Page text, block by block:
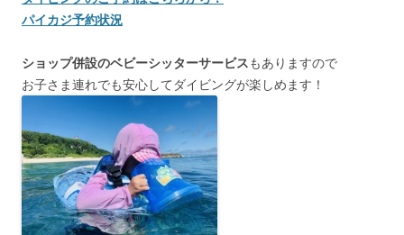
パイカジ予約状況
ショップ併設のベビーシッターサービスもありますので
お子さま連れでも安心してダイビングが楽しめます！